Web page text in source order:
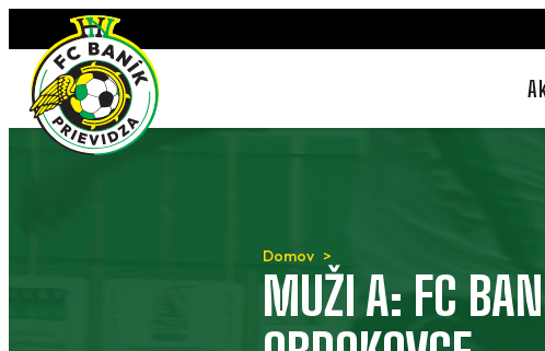
Preskočiť
na
obsah
Domov
MUŽI A: FC